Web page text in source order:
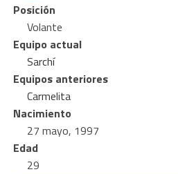
Posición
Volante
Equipo actual
Sarchí
Equipos anteriores
Carmelita
Nacimiento
27 mayo, 1997
Edad
29